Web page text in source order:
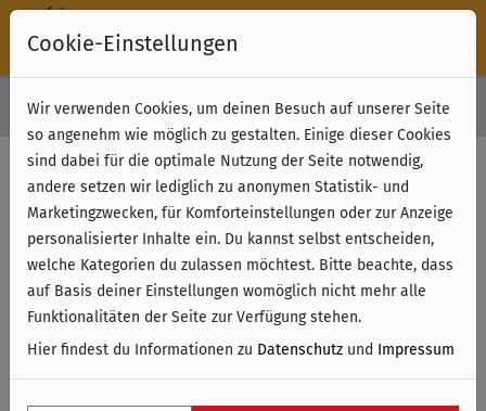
Kostenloser Versand & Retoure ab 49 € (innerhalb Deutschlands)
Filter anzeigen
Name
Cookie-Einstellungen
Wir verwenden Cookies, um deinen Besuch auf unserer Seite
so angenehm wie möglich zu gestalten. Einige dieser Cookies
sind dabei für die optimale Nutzung der Seite notwendig,
andere setzen wir lediglich zu anonymen Statistik- und
Marketingzwecken, für Komforteinstellungen oder zur Anzeige
personalisierter Inhalte ein. Du kannst selbst entscheiden,
welche Kategorien du zulassen möchtest. Bitte beachte, dass
auf Basis deiner Einstellungen womöglich nicht mehr alle
Funktionalitäten der Seite zur Verfügung stehen.
Hier findest du Informationen zu Datenschutz und Impressum